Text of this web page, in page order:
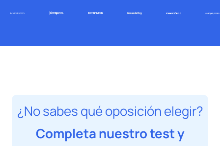
¿No sabes qué oposición elegir?
Completa nuestro test y